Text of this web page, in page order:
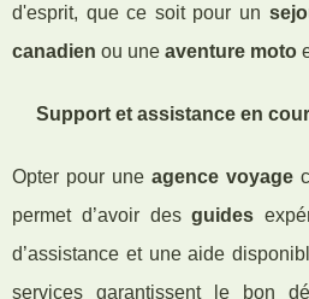
d'esprit, que ce soit pour un
canadien ou une aventure moto
Support et assistance en
Opter pour une agence voyage
permet d’avoir desguides
d’assistance et une aide
services garantissent le bon